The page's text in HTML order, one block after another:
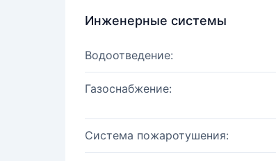
Инженерные системы
Водоотведение:
Газоснабжение:
Система пожаротушения: